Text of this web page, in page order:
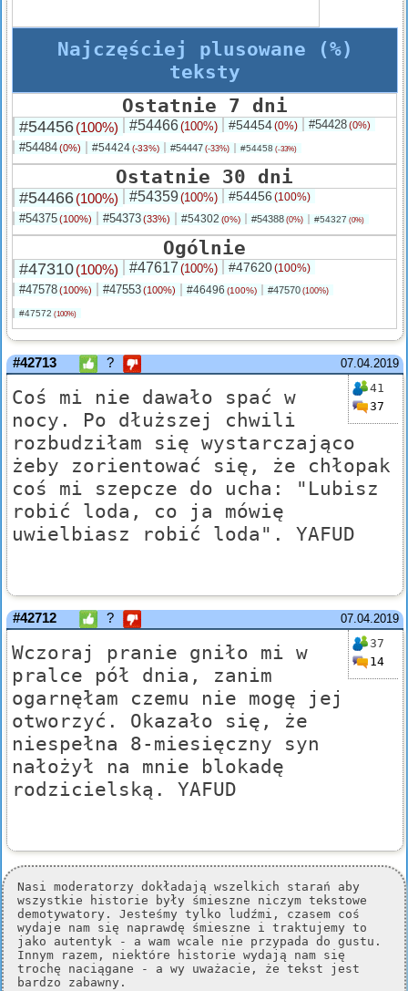
Najczęściej plusowane (%)
teksty
Ostatnie 7 dni
#54456(100%) #54466(100%) #54454(0%) #54428(0%)
#54484(0%) #54424(-33%) #54447 (-33%) #54458 (-33%)
Ostatnie 30 dni
#54466(100%) #54359(100%) #54456 (100%)
#54375(100%) #54373(33%) #54302 (0%) #54388 (0%) #54327 (0%)
Ogólnie
#47310(100%) #47617 (100%) #47620(100%)
#47578(100%) #47553(100%) #46496 (100%) #47570 (100%)
#47572 (100%)
07.04.2019
#42713 ?
41
37
Coś mi nie dawało spać w
nocy. Po dłuższej chwili
rozbudziłam się wystarczająco
żeby zorientować się, że chłopak
coś mi szepcze do ucha: "Lubisz
robić loda, co ja mówię
uwielbiasz robić loda". YAFUD
07.04.2019
#42712 ?
37
14
Wczoraj pranie gniło mi w
pralce pół dnia, zanim
ogarnęłam czemu nie mogę jej
otworzyć. Okazało się, że
niespełna 8-miesięczny syn
nałożył na mnie blokadę
rodzicielską. YAFUD
Nasi moderatorzy dokładają wszelkich starań aby
wszystkie historie były śmieszne niczym tekstowe
demotywatory. Jesteśmy tylko ludźmi, czasem coś
wydaje nam się naprawdę śmieszne i traktujemy to
jako autentyk - a wam wcale nie przypada do gustu.
Innym razem, niektóre historie wydają nam się
trochę naciągane - a wy uważacie, że tekst jest
bardzo zabawny.